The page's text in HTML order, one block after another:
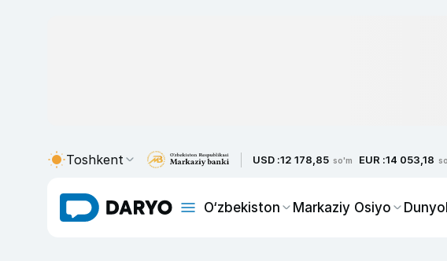
Toshkent USD :12 178,85 so'm EUR :14 053,18
O‘zbekiston Markaziy Osiyo Dunyo